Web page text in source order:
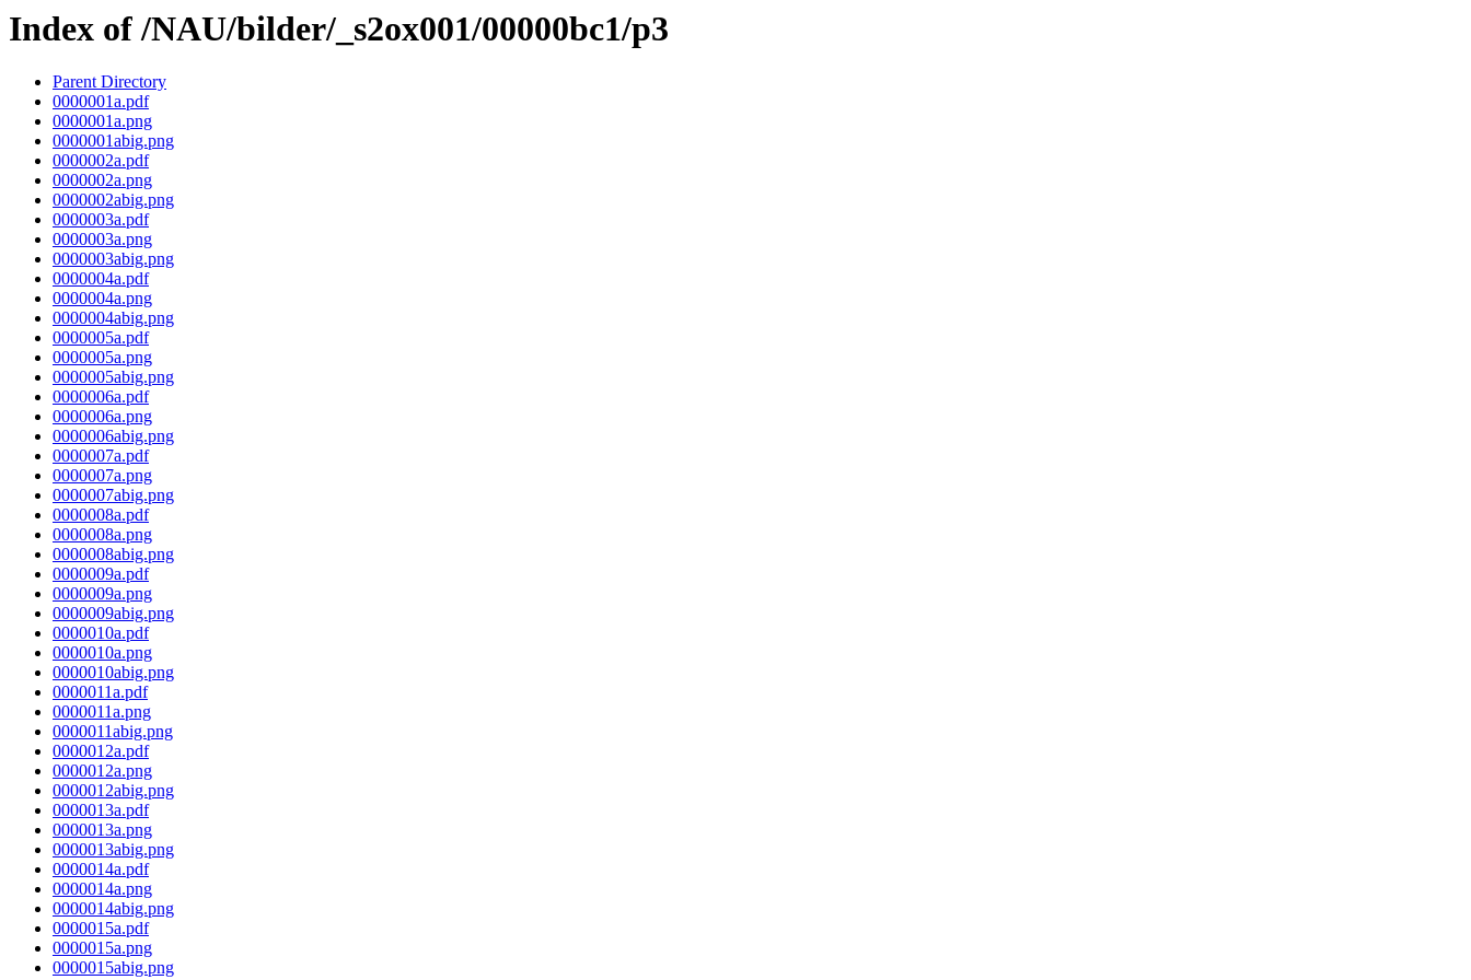
Index of /NAU/bilder/_s2ox001/00000bc1/p3
Parent Directory
0000001a.pdf
0000001a.png
0000001abig.png
0000002a.pdf
0000002a.png
0000002abig.png
0000003a.pdf
0000003a.png
0000003abig.png
0000004a.pdf
0000004a.png
0000004abig.png
0000005a.pdf
0000005a.png
0000005abig.png
0000006a.pdf
0000006a.png
0000006abig.png
0000007a.pdf
0000007a.png
0000007abig.png
0000008a.pdf
0000008a.png
0000008abig.png
0000009a.pdf
0000009a.png
0000009abig.png
0000010a.pdf
0000010a.png
0000010abig.png
0000011a.pdf
0000011a.png
0000011abig.png
0000012a.pdf
0000012a.png
0000012abig.png
0000013a.pdf
0000013a.png
0000013abig.png
0000014a.pdf
0000014a.png
0000014abig.png
0000015a.pdf
0000015a.png
0000015abig.png